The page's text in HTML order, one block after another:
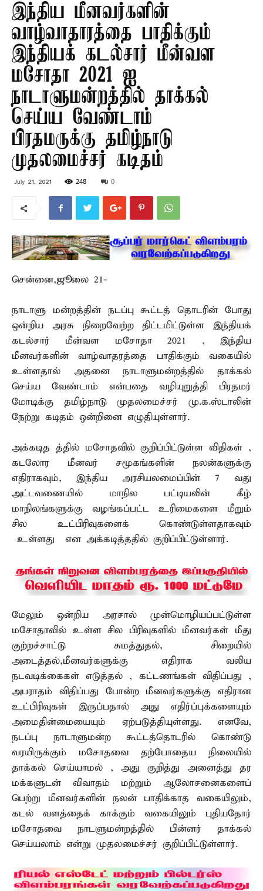
இந்திய மீனவர்களின்
வாழ்வாதாரத்தை பாதிக்கும்
இந்தியக் கடல்சார் மீன்வள
மசோதா 2021 ஐ
நாடாளுமன்றத்தில் தாக்கல்
செய்ய வேண்டாம் –
பிரதமருக்கு தமிழ்நாடு
முதலமைச்சர் கடிதம்
July 21, 2021 248 0
சென்னை,ஜூலை 21-
நாடாளு மன்றத்தின் நடப்பு கூட்டத் தொடரின் போது
ஒன்றிய அரசு நிறைவேற்ற திட்டமிட்டுள்ள இந்தியக்
கடல்சார் மீன்வள மசோதா 2021 , இந்திய
மீனவர்களின் வாழ்வாதரத்தை பாதிக்கும் வகையில்
உள்ளதால் அதனை நாடாளுமன்றத்தில் தாக்கல்
செய்ய வேண்டாம் என்பதை வழியுறுத்தி பிரதமர்
மோடிக்கு தமிழ்நாடு முதலமைச்சர் மு.க.ஸ்டாலின்
நேற்று கடிதம் ஒன்றினை எழுதியுள்ளார்.
அக்கடித த்தில் மசோதவில் குறிப்பிட்டுள்ள விதிகள் ,
கடலோர மீனவர் சமூகங்களின் நலன்களுக்கு
எதிராகவும், இந்திய அரசியலமைப்பின் 7 வது
அட்டவணையில் மாநில பட்டியலின் கீழ்
மாநிலங்களுக்கு வழங்கப்பட்ட உரிமைகளை மீறும்
சில உட்பிரிவுகளைக் கொண்டுள்ளதாகவும்
உள்ளது என அக்கடித்ததில் குறிப்பிட்டுள்ளார்.
மேலும் ஒன்றிய அரசால் முன்மொழியப்பட்டுள்ள
மசோதாவில் உள்ள சில பிரிவுகளில் மீனவர்கள் மீது
குற்றச்சாட்டு சுமத்துதல், சிறையில்
அடைத்தல்,மீனவர்களுக்கு எதிராக வலிய
நடவடிக்கைகள் எடுத்தல் , கட்டணங்கள் விதிப்பது ,
அபராதம் விதிப்பது போன்ற மீனவர்களுக்கு எதிரான
உட்பிரிவுகள் இருப்பதால் அது எதிர்ப்புக்களையும்
அமைதின்மையையும் ஏற்படுத்தியுள்ளது. எனவே,
நடப்பு நாடாளுமன்ற கூட்டத்தொடரில் கொண்டு
வரயிருக்கும் மசோதவை தற்போதைய நிலையில்
தாக்கல் செய்யாமல் , அது குறித்து அனைத்து தர
மக்களுடன் விவாதம் மற்றும் ஆலோசனைகளைப்
பெற்று மீனவர்களின் நலன் பாதிக்காத வகையிலும்,
கடல் வளத்தைக் காக்கும் வகையிலும் புதியதோர்
மசோதவை நாடளுமன்றத்தில் பின்னர் தாக்கல்
செய்யலாம் என்று முதலமைச்சர் குறிப்பிட்டுள்ளார்.